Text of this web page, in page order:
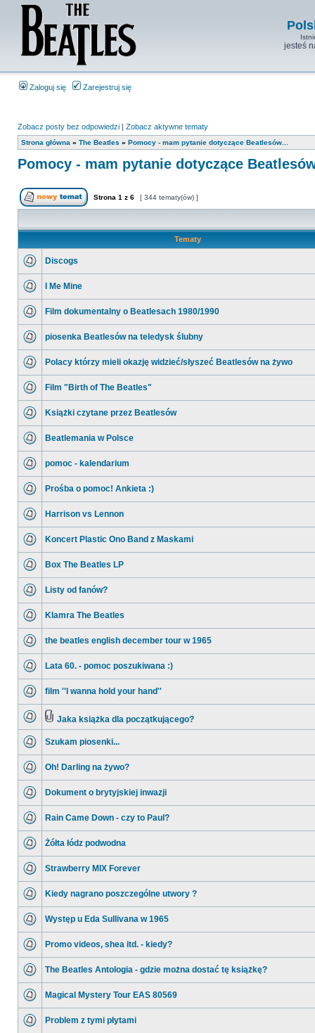
jesteś
Zaloguj się Zarejestruj się
Zobacz posty bez odpowiedzi | Zobacz aktywne tematy
Strona główna » The Beatles » Pomocy - mam pytanie dotyczące Beatlesów...
Pomocy - mam pytanie dotyczące
Strona 1 z 6 [ 344 tematy(ów) ]
Tematy
Discogs
I Me Mine
Film dokumentalny o Beatlesach 1980/1990
piosenka Beatlesów na teledysk ślubny
Polacy którzy mieli okazję widzieć/słyszeć Beatlesów na żywo
Film "Birth of The Beatles"
Książki czytane przez Beatlesów
Beatlemania w Polsce
pomoc - kalendarium
Prośba o pomoc! Ankieta :)
Harrison vs Lennon
Koncert Plastic Ono Band z Maskami
Box The Beatles LP
Listy od fanów?
Klamra The Beatles
the beatles english december tour w 1965
Lata 60. - pomoc poszukiwana :)
film ''I wanna hold your hand''
Jaka książka dla początkującego?
Szukam piosenki...
Oh! Darling na żywo?
Dokument o brytyjskiej inwazji
Rain Came Down - czy to Paul?
Żółta łódz podwodna
Strawberry MIX Forever
Kiedy nagrano poszczególne utwory ?
Występ u Eda Sullivana w 1965
Promo videos, shea itd. - kiedy?
The Beatles Antologia - gdzie można dostać tę książkę?
Magical Mystery Tour EAS 80569
Problem z tymi płytami